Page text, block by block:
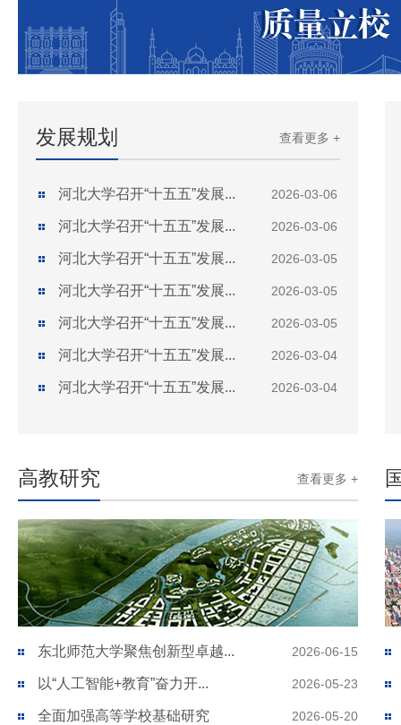
发展规划 查看更多 +
河北大学召开“十五五”发展... 2026-03-06
河北大学召开“十五五”发展... 2026-03-06
河北大学召开“十五五”发展... 2026-03-05
河北大学召开“十五五”发展... 2026-03-05
河北大学召开“十五五”发展... 2026-03-05
河北大学召开“十五五”发展... 2026-03-04
河北大学召开“十五五”发展... 2026-03-04
高教研究 查看更多 +
东北师范大学聚焦创新型卓越... 2026-06-15
以“人工智能+教育”奋力开... 2026-05-23
全面加强高等学校基础研究 2026-05-20